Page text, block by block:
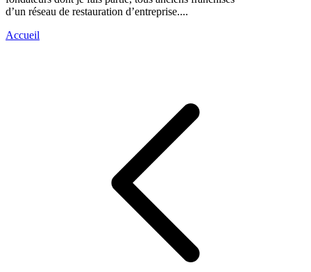
d’un réseau de restauration d’entreprise....
Accueil